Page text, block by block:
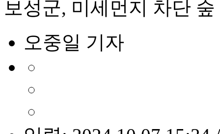
보성군, 미세먼지 차단
오중일 기자